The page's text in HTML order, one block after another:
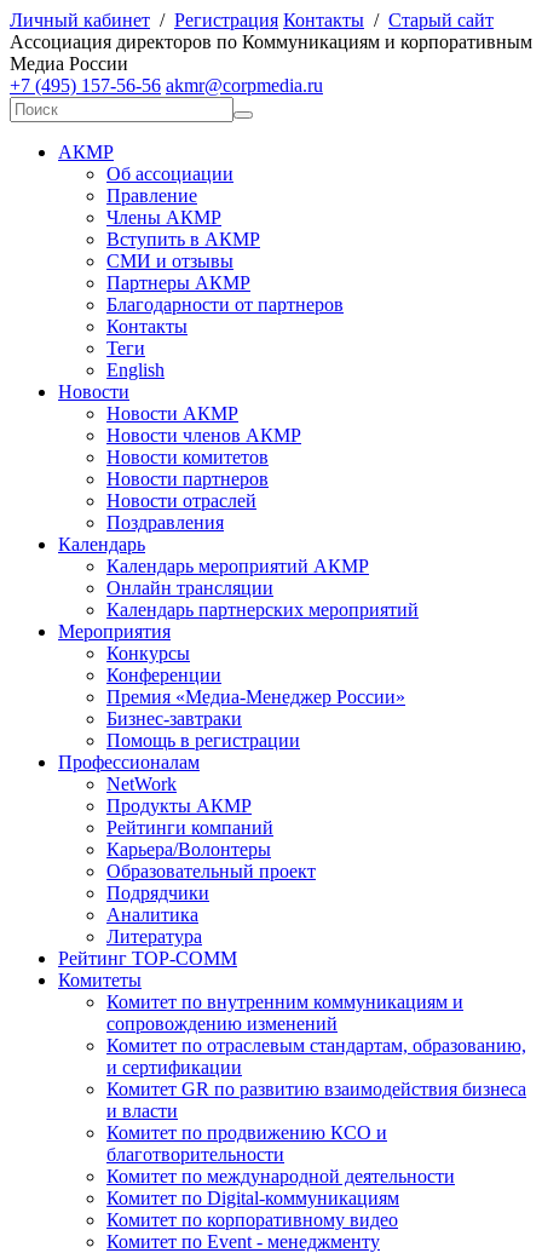
Личный кабинет / Регистрация Контакты / Старый сайт
Ассоциация директоров по Коммуникациям и корпоративным
Медиа России
+7 (495) 157-56-56 akmr@corpmedia.ru
АКМР
Об ассоциации
Правление
Члены АКМР
Вступить в АКМР
СМИ и отзывы
Партнеры АКМР
Благодарности от партнеров
Контакты
Теги
English
Новости
Новости АКМР
Новости членов АКМР
Новости комитетов
Новости партнеров
Новости отраслей
Поздравления
Календарь
Календарь мероприятий АКМР
Онлайн трансляции
Календарь партнерских мероприятий
Мероприятия
Конкурсы
Конференции
Премия «Медиа-Менеджер России»
Бизнес-завтраки
Помощь в регистрации
Профессионалам
NetWork
Продукты АКМР
Рейтинги компаний
Карьера/Волонтеры
Образовательный проект
Подрядчики
Аналитика
Литература
Рейтинг TOP-COMM
Комитеты
Комитет по внутренним коммуникациям и
сопровождению изменений
Комитет по отраслевым стандартам, образованию,
и сертификации
Комитет GR по развитию взаимодействия бизнеса
и власти
Комитет по продвижению КСО и
благотворительности
Комитет по международной деятельности
Комитет по Digital-коммуникациям
Комитет по корпоративному видео
Комитет по Event - менеджменту